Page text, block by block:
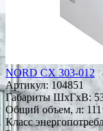
NORD CX 303-012
Артикул: 104851
Габариты ШxГxВ:
Общий объем, л: 111
Класс